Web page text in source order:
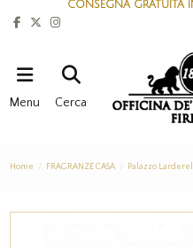
CONSEGNA GRATUITA
Menu Cerca
Home FRAGRANZE CASA Palazzo